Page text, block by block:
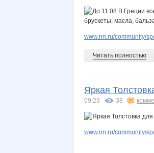
www.nn.ru/community/
Читать полностью
Яркая
09:23 38
www.nn.ru/community/